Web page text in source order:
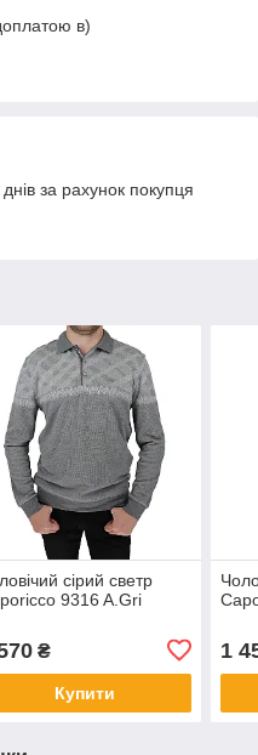
в)
за рахунок покупця
сірий светр
9316 A.Gri
₴
Купити
1